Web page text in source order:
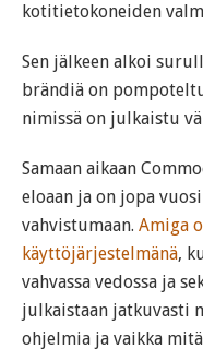
kotitietokoneiden
Sen jälkeen alkoi
brändiä on
nimissä on julkaistu
Samaan aikaan
eloaan ja on jopa
vahvistumaan. Amiga
käyttöjärjestelmänä,
vahvassa vedossa ja
julkaistaan jatkuvasti
ohjelmia ja vaikka